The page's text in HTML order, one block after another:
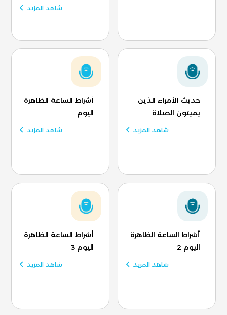
شاهد المزيد
حديث الأمراء الذين
يميتون الصلاة
شاهد المزيد
أشراط الساعة الظاهرة
اليوم
شاهد المزيد
أشراط الساعة الظاهرة
اليوم 2
شاهد المزيد
أشراط الساعة الظاهرة
اليوم 3
شاهد المزيد